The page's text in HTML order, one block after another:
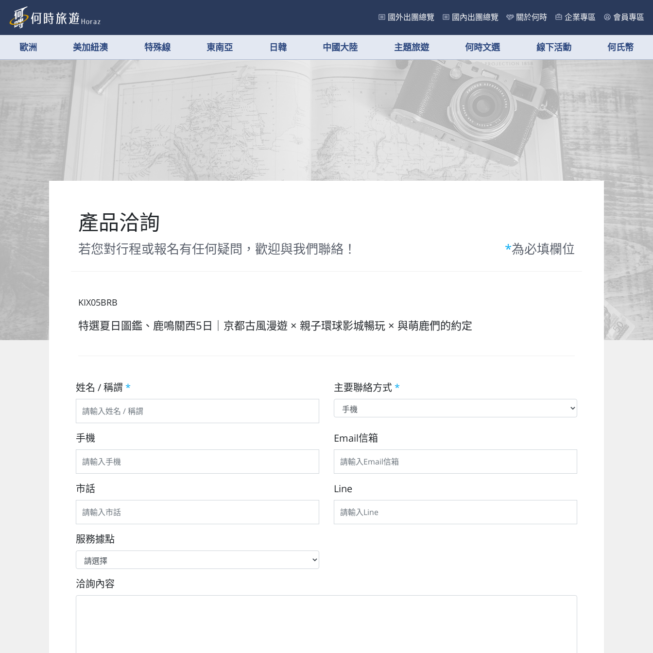
國外出團總覽 國內出團總覽 關於何時 企業專區 會員專區
歐洲 美加紐澳 特殊線 東南亞 日韓 中國大陸 主題旅遊 何時文選 線下活動 何氏幣
產品洽詢
若您對行程或報名有任何疑問，歡迎與我們聯絡！ *為必填欄位
KIX05BRB
特選夏日圖鑑、鹿鳴關西5日｜京都古風漫遊 × 親子環球影城暢玩 × 與萌鹿們的約定
姓名 / 稱謂 * 主要聯絡方式 *
手機 Email信箱
市話 Line
服務據點
洽詢內容